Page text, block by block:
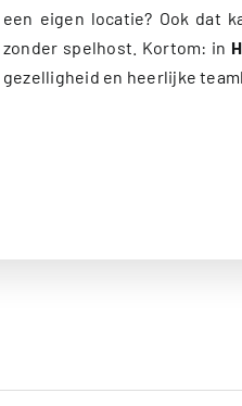
een eigen locatie? Ook dat
zonder spelhost. Kortom: in
gezelligheid en heerlijke